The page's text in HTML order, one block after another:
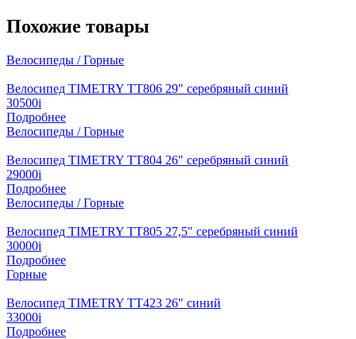
Похожие товары
Велосипеды / Горные
Велосипед TIMETRY TT806 29" серебряный синий
30500i
Подробнее
Велосипеды / Горные
Велосипед TIMETRY TT804 26" серебряный синий
29000i
Подробнее
Велосипеды / Горные
Велосипед TIMETRY TT805 27,5" серебряный синий
30000i
Подробнее
Горные
Велосипед TIMETRY TT423 26" синий
33000i
Подробнее